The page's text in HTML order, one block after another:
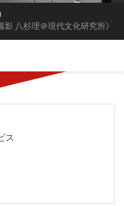
影 八杉理＠現代文化研究所》
ス